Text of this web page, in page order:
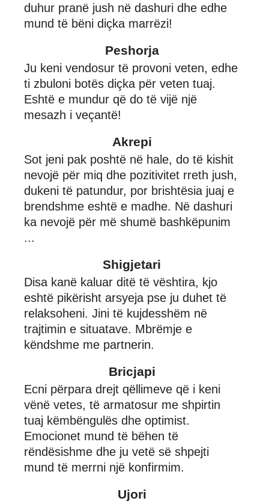
duhur pranë jush në dashuri dhe edhe
mund të bëni diçka marrëzi!
Peshorja
Ju keni vendosur të provoni veten, edhe
ti zbuloni botës diçka për veten tuaj.
Eshtë e mundur që do të vijë një
mesazh i veçantë!
Akrepi
Sot jeni pak poshtë në hale, do të kishit
nevojë për miq dhe pozitivitet rreth jush,
dukeni të patundur, por brishtësia juaj e
brendshme eshtë e madhe. Në dashuri
ka nevojë për më shumë bashkëpunim
...
Shigjetari
Disa kanë kaluar ditë të vështira, kjo
eshtë pikërisht arsyeja pse ju duhet të
relaksoheni. Jini të kujdesshëm në
trajtimin e situatave. Mbrëmje e
këndshme me partnerin.
Bricjapi
Ecni përpara drejt qëllimeve që i keni
vënë vetes, të armatosur me shpirtin
tuaj këmbëngulës dhe optimist.
Emocionet mund të bëhen të
rëndësishme dhe ju vetë së shpejti
mund të merrni një konfirmim.
Ujori